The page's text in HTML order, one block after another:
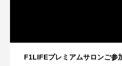
F1LIFEプレミアムサロンご参